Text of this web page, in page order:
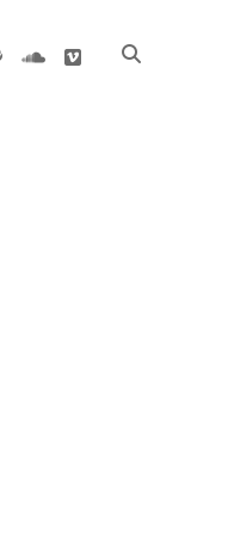
paypalsoundcloud
vimeo